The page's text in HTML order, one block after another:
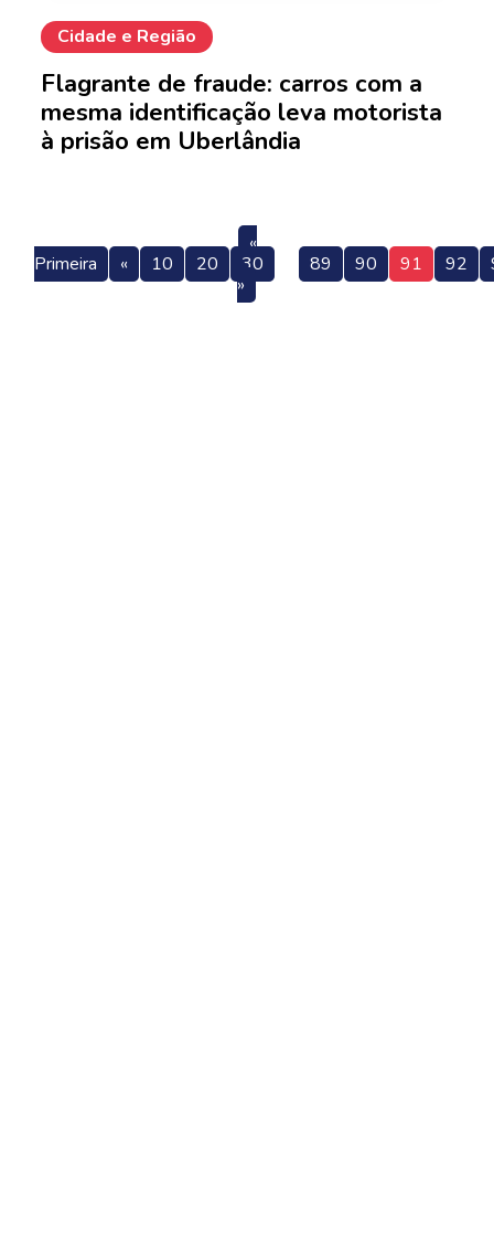
Cidade e Região
Flagrante de fraude: carros com a
mesma identificação leva motorista
à prisão em Uberlândia
«
Primeira
« 10 20 30 89 90 91 92
»